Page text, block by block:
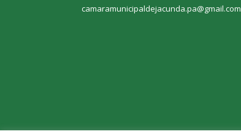
camaramunicipaldejacunda.pa@gmail.com